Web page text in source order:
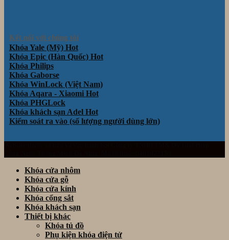
Kết nối với chúng tôi
Khóa Yale (Mỹ)
Khóa Epic (Hàn Quốc)
Khóa Philips
Khóa Gaborse
Khóa WinLock (Việt Nam)
Khóa Aqara - Xiaomi
Khóa PHGLock
Khóa khách sạn Adel
Kiểm soát ra vào (số lượng người dùng lớn)
Khóa cửa nhôm
Khóa cửa gỗ
Khóa cửa kính
Khóa cổng sắt
Khóa khách sạn
Thiết bị khác
Khóa tủ đồ
Phụ kiện khóa điện tử